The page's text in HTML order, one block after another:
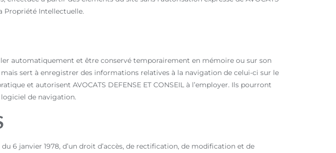
Propriété Intellectuelle.
automatiquement et être conservé temporairement en mémoire ou sur son
sert à enregistrer des informations relatives à la navigation de celui-ci sur le
et autorisent AVOCATS DEFENSE ET CONSEIL à l’employer. Ils pourront
de navigation.
6 janvier 1978, d’un droit d’accès, de rectification, de modification et de